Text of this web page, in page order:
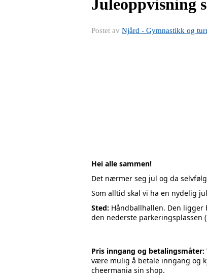
Juleoppvisning
Postet av Njård - Gymnastikk og
Hei alle sammen!
Det nærmer seg jul og da
Som alltid skal vi ha en nydelig
Sted: Håndballhallen. Den ligger
den nederste parkeringsplassen
Pris inngang og betalingsmåter:
være mulig å betale inngang og
cheermania sin shop.